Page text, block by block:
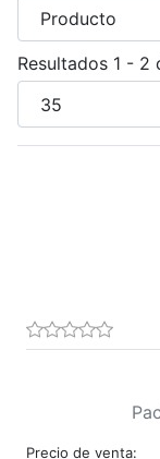
Resultados 1 - 2
Precio de venta: